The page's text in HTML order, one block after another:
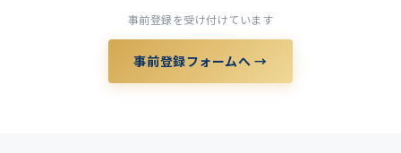
事前登録を受け付けています
事前登録フォームへ →